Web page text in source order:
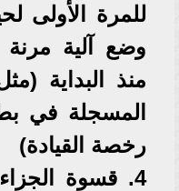
للمرة الأولى
وضع آلية مرنة
منذ البداية
المسجلة في
رخصة القيادة)
4. قسوة